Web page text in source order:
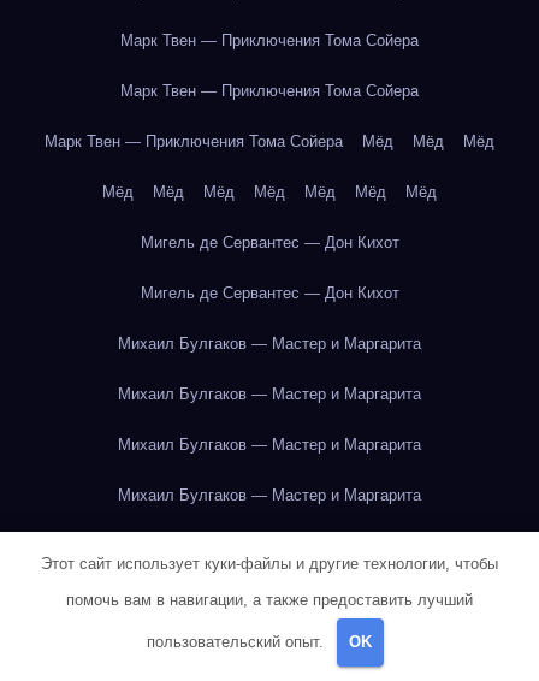
Марк Твен — Приключения Тома Сойера
Марк Твен — Приключения Тома Сойера
Марк Твен — Приключения Тома Сойера Мёд Мёд Мёд
Мёд Мёд Мёд Мёд Мёд Мёд Мёд
Мигель де Сервантес — Дон Кихот
Мигель де Сервантес — Дон Кихот
Михаил Булгаков — Мастер и Маргарита
Михаил Булгаков — Мастер и Маргарита
Михаил Булгаков — Мастер и Маргарита
Михаил Булгаков — Мастер и Маргарита
Михаил Булгаков — Мастер и Маргарита
Михаил Булгаков — Мастер и Маргарита
Этот сайт использует куки-файлы и другие технологии, чтобы
помочь вам в навигации, а также предоставить лучший
пользовательский опыт. OK